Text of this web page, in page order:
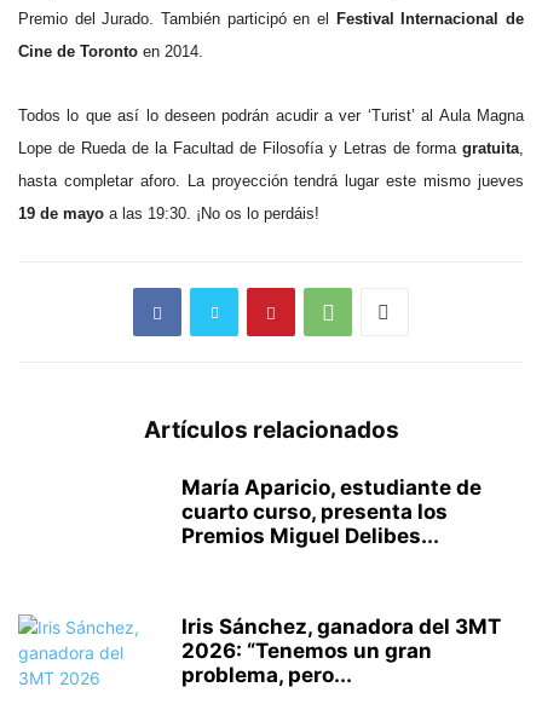
Premio del Jurado. También participó en el
Festival Internacional de
Cine de Toronto en 2014.
Todos lo que así lo deseen podrán acudir a ver ‘Turist’ al Aula Magna
Lope de Rueda de la Facultad de Filosofía y Letras de forma gratuita,
hasta completar aforo. La proyección tendrá lugar este mismo jueves
19 de mayo a las 19:30. ¡No os lo perdáis!
Artículos relacionados
María Aparicio, estudiante de
cuarto curso, presenta los
Premios Miguel Delibes...
Iris Sánchez, ganadora del 3MT
2026: “Tenemos un gran
problema, pero...